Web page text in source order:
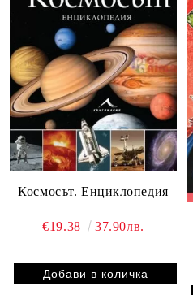
Космосът. Енциклопедия
€19.38 37.90лв.